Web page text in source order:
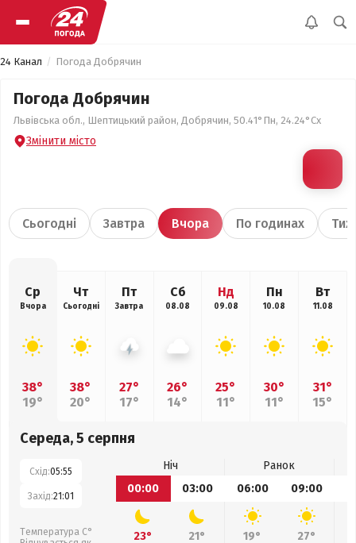
24 Канал Погода Добрячин
Погода Добрячин
Львівська обл., Шептицький район, Добрячин, 50.41°Пн, 24.24°Сх
Змінити місто
Сьогодні Завтра Вчора По годинах
Ср
Вчора
38°
19°
Чт
Сьогодні
38°
20°
Пт
Завтра
27°
17°
Сб
08.08
26°
14°
Нд
09.08
25°
11°
Пн
10.08
30°
11°
Вт
11.08
31°
15°
Середа, 5 серпня
Схід:05:55
Захід:21:01
Температура С°
Ніч
Ранок
00:00
03:00 06:00 09:00
23° 21° 19° 27°